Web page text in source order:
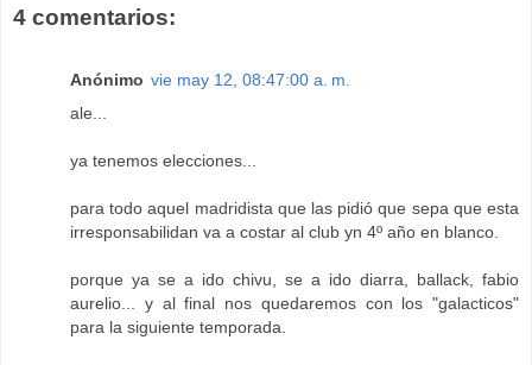
4 comentarios:
Anónimo vie may 12, 08:47:00 a. m.
ale...
ya tenemos elecciones...
para todo aquel madridista que las pidió que sepa que esta
irresponsabilidan va a costar al club yn 4º año en blanco.
porque ya se a ido chivu, se a ido diarra, ballack, fabio
aurelio... y al final nos quedaremos con los "galacticos"
para la siguiente temporada.